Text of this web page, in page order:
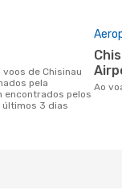
pela
encontrados pelos
últimos 3 dias
Chisinau International
Ao